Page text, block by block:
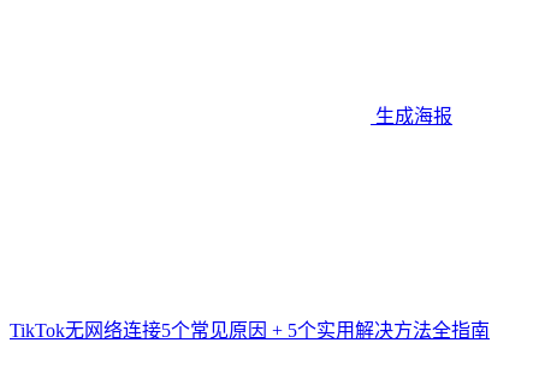
生成海报
TikTok无网络连接5个常见原因 + 5个实用解决方法全指南